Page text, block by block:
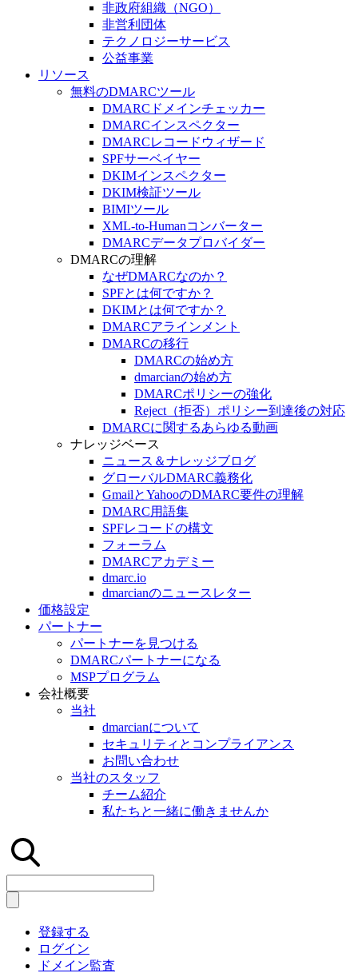
非政府組織（NGO）
非営利団体
テクノロジーサービス
公益事業
リソース
無料のDMARCツール
DMARCドメインチェッカー
DMARCインスペクター
DMARCレコードウィザード
SPFサーベイヤー
DKIMインスペクター
DKIM検証ツール
BIMIツール
XML-to-Humanコンバーター
DMARCデータプロバイダー
DMARCの理解
なぜDMARCなのか？
SPFとは何ですか？
DKIMとは何ですか？
DMARCアラインメント
DMARCの移行
DMARCの始め方
dmarcianの始め方
DMARCポリシーの強化
Reject（拒否）ポリシー到達後の対応
DMARCに関するあらゆる動画
ナレッジベース
ニュース＆ナレッジブログ
グローバルDMARC義務化
GmailとYahooのDMARC要件の理解
DMARC用語集
SPFレコードの構文
フォーラム
DMARCアカデミー
dmarc.io
dmarcianのニュースレター
価格設定
パートナー
パートナーを見つける
DMARCパートナーになる
MSPプログラム
会社概要
当社
dmarcianについて
セキュリティとコンプライアンス
お問い合わせ
当社のスタッフ
チーム紹介
私たちと一緒に働きませんか
登録する
ログイン
ドメイン監査